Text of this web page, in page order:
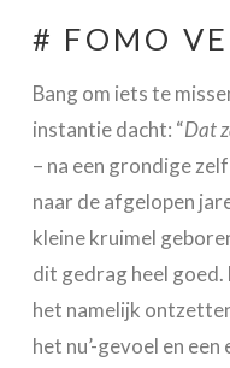
# FOMO
Bang om iets te
instantie dacht: “Dat
– na een grondige
naar de afgelopen
kleine kruimel
dit gedrag heel
het namelijk
het nu’-gevoel en